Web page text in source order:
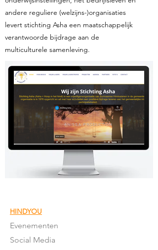
andere reguliere (welzijns-)organisaties
levert stichting Asha een maatschappelijk
verantwoorde bijdrage aan de
multiculturele samenleving.
HINDYOU
Evenementen
Social Media